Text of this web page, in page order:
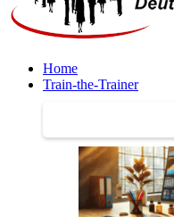
Home
Train-the-Trainer